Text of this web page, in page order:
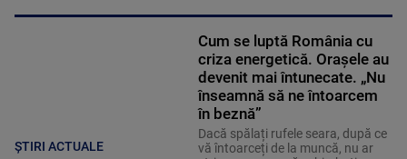
ȘTIRI ACTUALE
Cum se luptă România cu
criza energetică. Orașele au
devenit mai întunecate. „Nu
înseamnă să ne întoarcem
în beznă”
Dacă spălați rufele seara, după ce
vă întoarceți de la muncă, nu ar